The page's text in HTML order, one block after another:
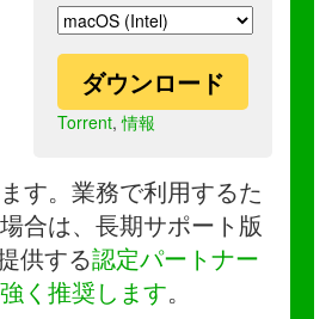
ダウンロード
Torrent,情報
す。業務で利用するた
合は、長期サポート版
供する認定パートナー
く推奨します。